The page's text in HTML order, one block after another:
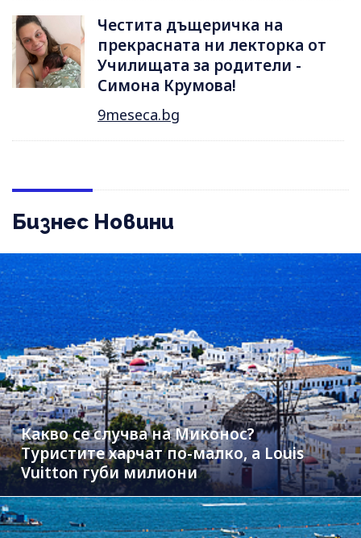
Честита дъщеричка на
прекрасната ни лекторка от
Училищата за родители -
Симона Крумова!
9meseca.bg
Бизнес Новини
Какво се случва на Миконос?
Туристите харчат по-малко, а Louis
Vuitton губи милиони